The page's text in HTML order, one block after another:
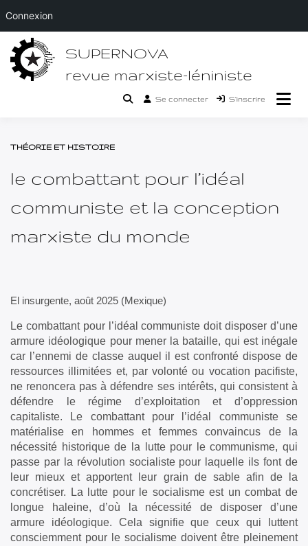
Passer
contenu
SUPERNOVA
revue marxiste-léniniste
Se connecter S’inscrire
THÉORIE ET HISTOIRE
le combattant pour l’idéal
communiste et la conception
marxiste du monde
El insurgente, août 2025 (Mexique)
Le combattant pour l’idéal communiste doit disposer d’une
armure idéologique pour mener la bataille, qui est inégale
car l’ennemi de classe auquel il est confronté dispose de
ressources illimitées et, par volonté ou vocation pacifiste,
ne renoncera pas à défendre ses intérêts, qui consistent à
défendre le régime d’exploitation et d’oppression
capitaliste. Le combattant pour l’idéal communiste se
matérialise en hommes et femmes convaincus de la
nécessité historique de la lutte pour le communisme, qui
passe par la révolution socialiste pour laquelle ils font de
leur mieux et apportent leur grain de sable afin de la
concrétiser. La lutte pour le socialisme est un combat de
longue haleine, d’où la nécessité de disposer d’une
armure idéologique. Cela signifie que ceux qui luttent
consciemment pour le socialisme doivent être pleinement
Connexion